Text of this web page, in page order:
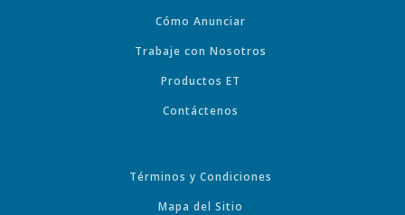
Cómo Anunciar
Trabaje con Nosotros
Productos ET
Contáctenos
Términos y Condiciones
Mapa del Sitio